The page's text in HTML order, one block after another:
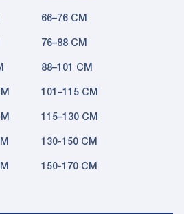
66–76 CM
76–88 CM
88–101 CM
101–115 CM
115–130 CM
130-150 CM
150-170 CM